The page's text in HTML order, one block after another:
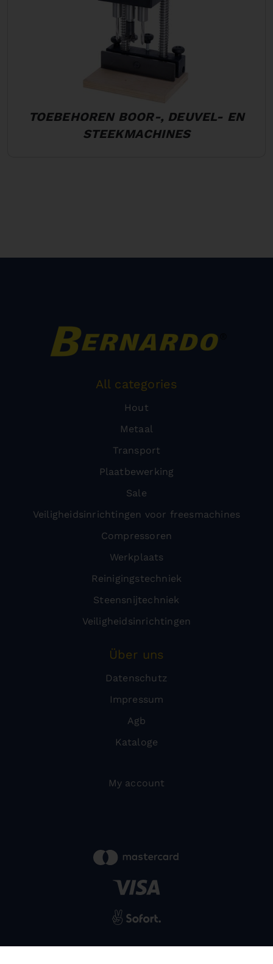
TOEBEHOREN BOOR-, DEUVEL- EN
STEEKMACHINES
All categories
Hout
Metaal
Transport
Plaatbewerking
Sale
Veiligheidsinrichtingen voor freesmachines
Compressoren
Werkplaats
Reinigingstechniek
Steensnijtechniek
Veiligheidsinrichtingen
Über uns
Datenschutz
Impressum
Agb
Kataloge
My account